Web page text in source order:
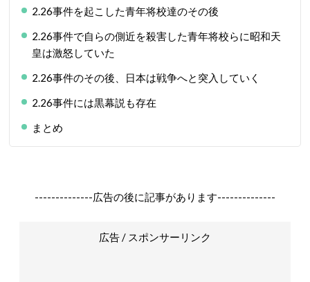
2.26事件を起こした青年将校達のその後
2.26事件で自らの側近を殺害した青年将校らに昭和天
皇は激怒していた
2.26事件のその後、日本は戦争へと突入していく
2.26事件には黒幕説も存在
まとめ
--------------広告の後に記事があります--------------
広告 / スポンサーリンク